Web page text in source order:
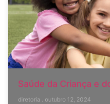
Saúde da Criança e
diretoria outubro 12, 2024